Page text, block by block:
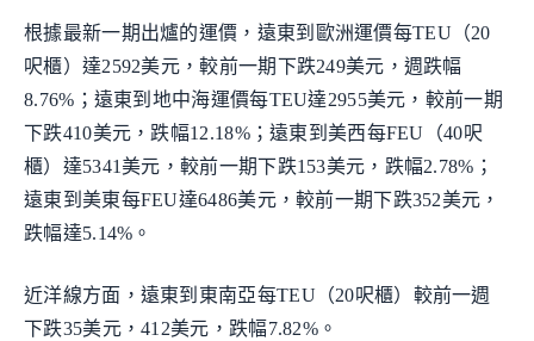
根據最新一期出爐的運價，遠東到歐洲運價每TEU（20
呎櫃）達2592美元，較前一期下跌249美元，週跌幅
8.76%；遠東到地中海運價每TEU達2955美元，較前一期
下跌410美元，跌幅12.18%；遠東到美西每FEU（40呎
櫃）達5341美元，較前一期下跌153美元，跌幅2.78%；
遠東到美東每FEU達6486美元，較前一期下跌352美元，
跌幅達5.14%。
近洋線方面，遠東到東南亞每TEU（20呎櫃）較前一週
下跌35美元，412美元，跌幅7.82%。